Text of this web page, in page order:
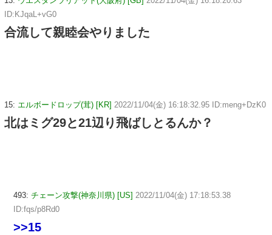
ID:KJqaL+vG0
合流して親睦会やりました
15: エルボードロップ(茸) [KR] 2022/11/04(金) 16:18:32.95 ID:meng+DzK0
北はミグ29と21辺り飛ばしとるんか？
493: チェーン攻撃(神奈川県) [US] 2022/11/04(金) 17:18:53.38
ID:fqs/p8Rd0
>>15